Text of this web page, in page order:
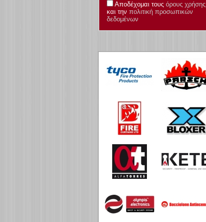
Αποδέχομαι τους όρους χρήσης
και την πολιτική προσωπικών
δεδομένων